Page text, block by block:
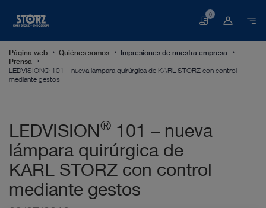
Cesta
0
Página web Quiénes somos
Impresiones de nuestra empresa
Prensa
LEDVISION® 101 – nueva lámpara quirúrgica de KARL STORZ con control
mediante gestos
LEDVISION® 101 – nueva
lámpara quirúrgica de
KARL STORZ con control
mediante gestos